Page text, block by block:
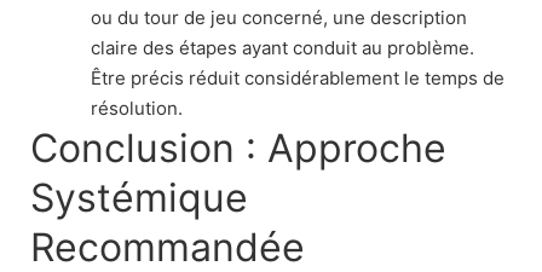
ou du tour de jeu concerné, une description
claire des étapes ayant conduit au problème.
Être précis réduit considérablement le temps de
résolution.
Conclusion : Approche
Systémique
Recommandée